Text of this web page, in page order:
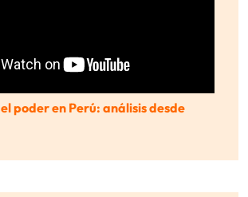
poder en Perú: análisis desde